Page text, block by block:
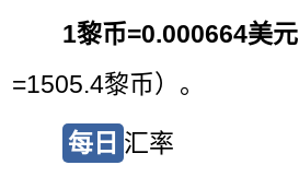
1黎币=0.000664美元
=1505.4黎币）。
每日 汇率